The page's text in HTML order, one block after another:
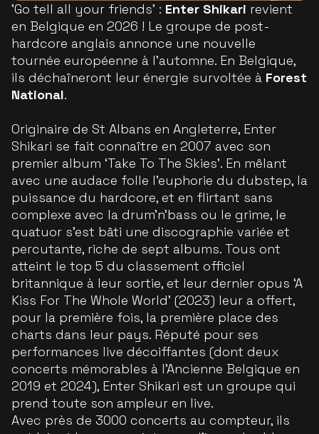
'Go tell all your friends' : Enter Shikari revient
en Belgique en 2026 ! Le groupe de post-
hardcore anglais annonce une nouvelle
tournée européenne à l’automne. En Belgique,
ils déchaîneront leur énergie survoltée à Forest
National.
Originaire de St Albans en Angleterre, Enter
Shikari se fait connaître en 2007 avec son
premier album ‘Take To The Skies’. En mêlant
avec une audace folle l’euphorie du dubstep, la
puissance du hardcore, et en flirtant sans
complexe avec la drum’n’bass ou le grime, le
quatuor s’est bâti une discographie variée et
percutante, riche de sept albums. Tous ont
atteint le top 5 du classement officiel
britannique à leur sortie, et leur dernier opus ‘A
Kiss For The Whole World’ (2023) leur a offert,
pour la première fois, la première place des
charts dans leur pays. Réputé pour ses
performances live décoiffantes (dont deux
concerts mémorables à l’Ancienne Belgique en
2019 et 2024), Enter Shikari est un groupe qui
prend toute son ampleur en live.
Avec près de 3000 concerts au compteur, ils